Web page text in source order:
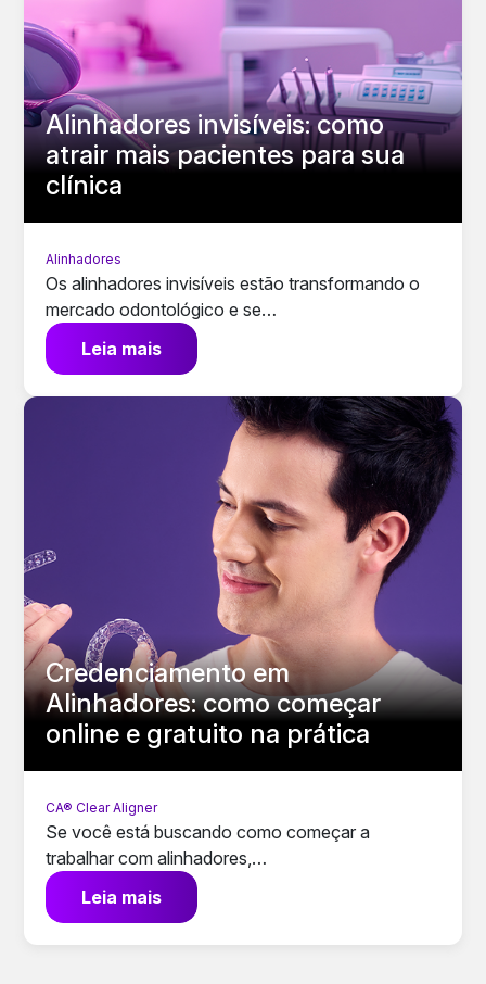
Alinhadores invisíveis: como
atrair mais pacientes para sua
clínica
Alinhadores
Os alinhadores invisíveis estão transformando o
mercado odontológico e se…
Leia mais
Credenciamento em
Alinhadores: como começar
online e gratuito na prática
CA® Clear Aligner
Se você está buscando como começar a
trabalhar com alinhadores,…
Leia mais